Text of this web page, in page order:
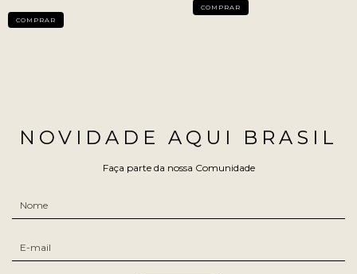
COMPRAR
COMPRAR
NOVIDADE AQUI BRASIL
Faça parte da nossa Comunidade